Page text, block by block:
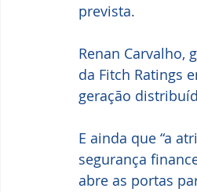
prevista.
Renan Carvalho,
da Fitch Ratings
geração
E ainda que “a
segurança
abre as portas